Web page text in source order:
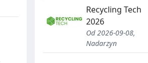
Recycling Tech
2026
Od 2026-09-08,
Nadarzyn